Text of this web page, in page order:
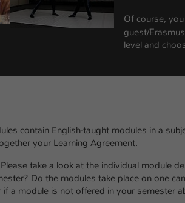
Of course,
guest/
level and
contain English-taught modules in a
your Learning Agreement.
take a look at the individual module
Do the modules take place on one
a module is not offered in your semester
Laufzeit 1 Jahr
Dieses Cookie wird
Einstellungen für diese
Laufzeit 1 Jahr
Zweck
Dieser Wert speichert Ihre
Einstellungen. Unter
generierte ID, für die
Diese Cookies werden verwendet um das
Besucher auf der Website nachzuverfolgen.
werden anonymisiert und ausschließlich für
Zweck
Cookie von Matomo für
Erzeugt statistische Daten
Besucher die Website nutzt.
Vimeo, Issuu), um Ihnen zusätzliche